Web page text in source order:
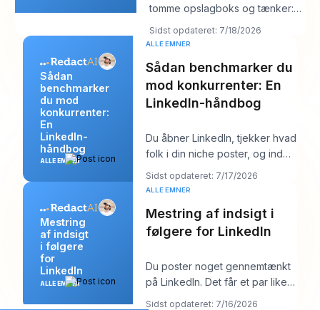
tomme opslagboks og tænker:
“Hvad går min målgruppe
egentlig op i
Sidst opdateret: 7/18/2026
Sådan
benchmarker
du mod
konkurrenter:
En
LinkedIn-
håndbog
ALLE EMNER
ALLE EMNER
Sådan benchmarker du
mod konkurrenter: En
LinkedIn-håndbog
Du åbner LinkedIn, tjekker hvad
folk i din niche poster, og inden
for ti minutter har du en rodet
me
Sidst opdateret: 7/17/2026
Mestring
af indsigt
i følgere
for
LinkedIn
ALLE EMNER
ALLE EMNER
Mestring af indsigt i
følgere for LinkedIn
Du poster noget gennemtænkt
på LinkedIn. Det får et par likes,
måske en kommentar fra en
Sidst opdateret: 7/16/2026